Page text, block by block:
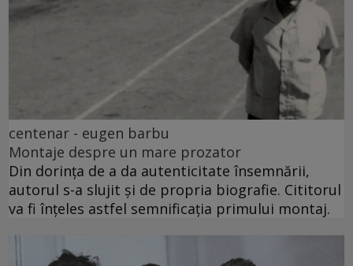
centenar - eugen barbu
Montaje despre un mare prozator
Din dorința de a da autenticitate însemnării,
autorul s-a slujit și de propria biografie. Cititorul
va fi înțeles astfel semnificația primului montaj.